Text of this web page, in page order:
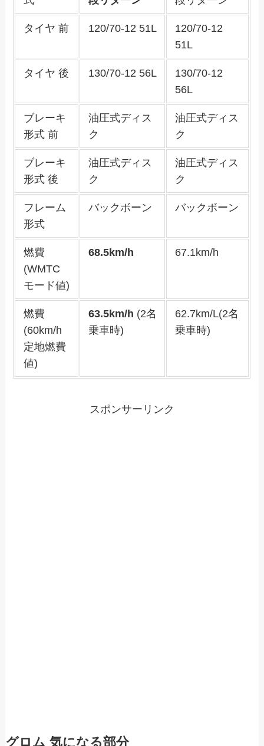
タイヤ 前 120/70-12 51L
120/70-12
51L
タイヤ 後 130/70-12 56L
130/70-12
56L
ブレーキ
形式 前
油圧式ディス
ク
油圧式ディス
ク
ブレーキ
形式 後
油圧式ディス
ク
油圧式ディス
ク
フレーム
形式
バックボーン バックボーン
燃費
(WMTC
モード値)
68.5km/h 67.1km/h
燃費
(60km/h
定地燃費
値)
63.5km/h (2名
乗車時)
62.7km/L(2名
乗車時)
スポンサーリンク
グロム 気になる部分